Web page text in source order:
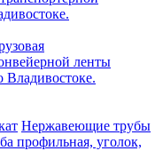
ленты
Нержавеющие трубы
профильная, уголок,